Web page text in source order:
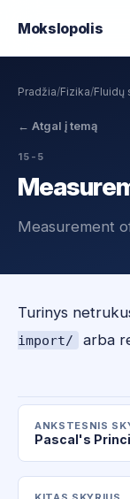
Mokslopolis
Pradžia/Fizika/Fluidų
← Atgal į temą
15-5
Measurement
Turinys
import/
arba
ANKSTESNIS
Pascal's